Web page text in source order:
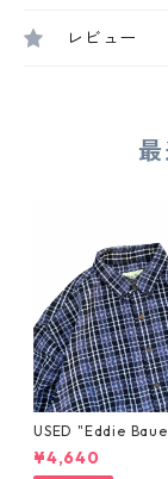
レビュー
USED "Eddie
BD SHIRT
¥4,640